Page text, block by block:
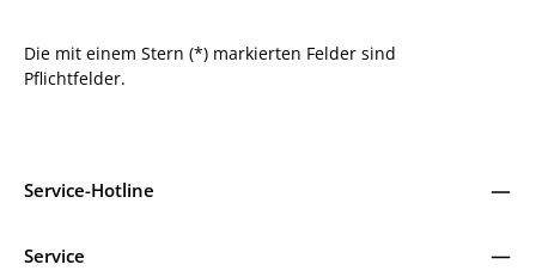
Die mit einem Stern (*) markierten Felder sind
Pflichtfelder.
Service-Hotline
Service